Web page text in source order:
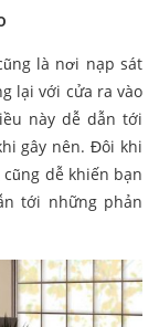
là nơi nạp sát
lại với cửa ra vào
này dễ dẫn tới
gây nên. Đôi khi
dễ khiến bạn
tới những phản